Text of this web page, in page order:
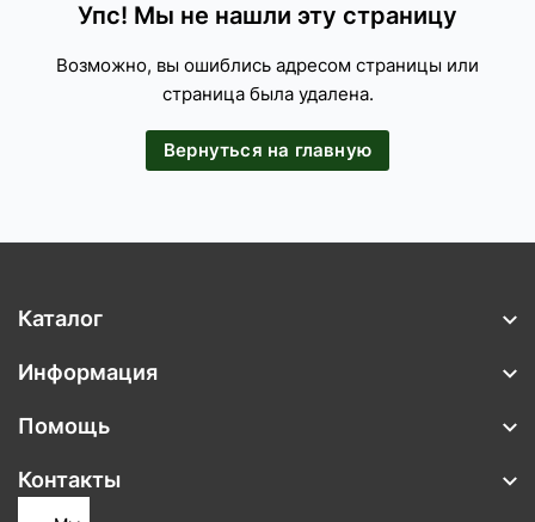
Упс! Мы не нашли эту страницу
Возможно, вы ошиблись адресом страницы или
страница была удалена.
Вернуться на главную
Каталог
Информация
Помощь
Контакты